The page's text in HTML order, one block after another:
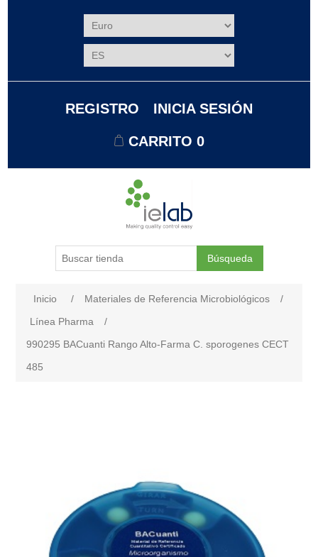
REGISTRO INICIA SESIÓN
CARRITO 0
Búsqueda
Inicio / Materiales de Referencia Microbiológicos
/
Línea Pharma
/
990295 BACuanti Rango Alto-Farma C. sporogenes CECT
485